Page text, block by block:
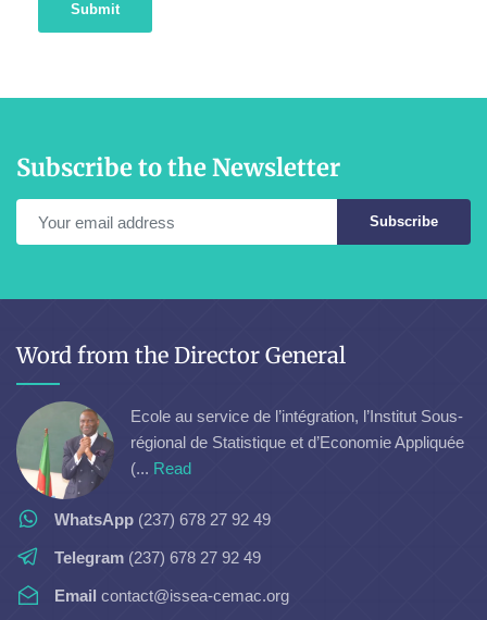
Submit
Subscribe to the Newsletter
Subscribe
Word from the Director General
Ecole au service de l’intégration, l’Institut Sous-
régional de Statistique et d’Economie Appliquée
(... Read
WhatsApp (237) 678 27 92 49
Telegram (237) 678 27 92 49
Email contact@issea-cemac.org